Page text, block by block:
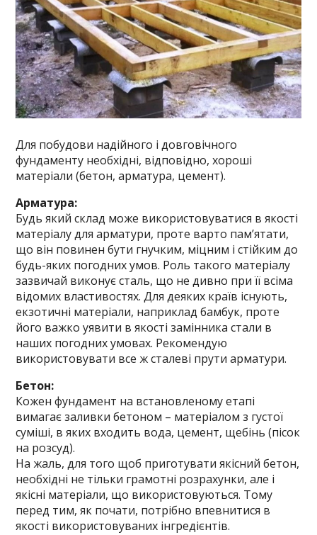
Для побудови надійного і довговічного
фундаменту необхідні, відповідно, хороші
матеріали (бетон, арматура, цемент).
Арматура:
Будь який склад може використовуватися в якості
матеріалу для арматури, проте варто пам’ятати,
що він повинен бути гнучким, міцним і стійким до
будь-яких погодних умов. Роль такого матеріалу
зазвичай виконує сталь, що не дивно при її всіма
відомих властивостях. Для деяких країв існують,
екзотичні матеріали, наприклад бамбук, проте
його важко уявити в якості замінника стали в
наших погодних умовах. Рекомендую
використовувати все ж сталеві прути арматури.
Бетон:
Кожен фундамент на встановленому етапі
вимагає заливки бетоном – матеріалом з густої
суміші, в яких входить вода, цемент, щебінь (пісок
на розсуд).
На жаль, для того щоб приготувати якісний бетон,
необхідні не тільки грамотні розрахунки, але і
якісні матеріали, що використовуються. Тому
перед тим, як почати, потрібно впевнитися в
якості використовуваних інгредієнтів.